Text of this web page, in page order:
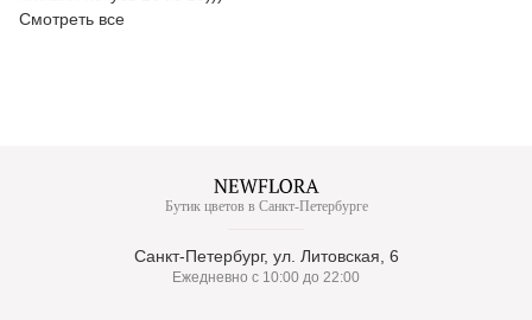
Смотреть все
Бутик цветов в Санкт-Петербурге
Санкт-Петербург, ул. Литовская, 6
Ежедневно с 10:00 до 22:00